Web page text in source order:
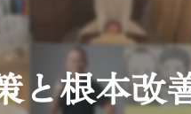
と根本改